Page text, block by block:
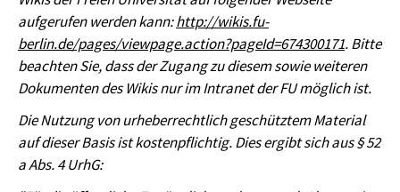
aufgerufen werden kann:http://wikis.fu-
berlin.de/pages/viewpage.action?pageId=674300171. Bitte
beachten Sie, dass der Zugang zu diesem sowie weiteren
Dokumenten des Wikis nur im Intranet der FU möglich ist.
Die Nutzung von urheberrechtlich geschütztem Material
auf dieser Basis ist kostenpflichtig. Dies ergibt sich aus § 52
a Abs. 4 UrhG: